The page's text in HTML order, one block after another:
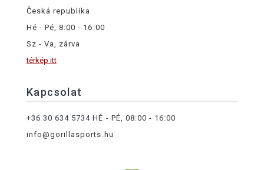
Česká republika
Hé - Pé, 8:00 - 16:00
Sz - Va, zárva
térkép itt
Kapcsolat
+36 30 634 5734 HÉ - PÉ, 08:00 - 16:00
info@gorillasports.hu